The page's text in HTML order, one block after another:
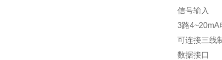
信号输入
3路4~20mA
可连接三线
数据接口